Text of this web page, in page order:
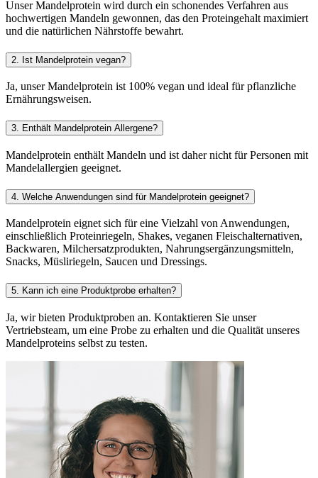
Unser Mandelprotein wird durch ein schonendes Verfahren aus
hochwertigen Mandeln gewonnen, das den Proteingehalt maximiert
und die natürlichen Nährstoffe bewahrt.
2. Ist Mandelprotein vegan?
Ja, unser Mandelprotein ist 100% vegan und ideal für pflanzliche
Ernährungsweisen.
3. Enthält Mandelprotein Allergene?
Mandelprotein enthält Mandeln und ist daher nicht für Personen mit
Mandelallergien geeignet.
4. Welche Anwendungen sind für Mandelprotein geeignet?
Mandelprotein eignet sich für eine Vielzahl von Anwendungen,
einschließlich Proteinriegeln, Shakes, veganen Fleischalternativen,
Backwaren, Milchersatzprodukten, Nahrungsergänzungsmitteln,
Snacks, Müsliriegeln, Saucen und Dressings.
5. Kann ich eine Produktprobe erhalten?
Ja, wir bieten Produktproben an. Kontaktieren Sie unser
Vertriebsteam, um eine Probe zu erhalten und die Qualität unseres
Mandelproteins selbst zu testen.